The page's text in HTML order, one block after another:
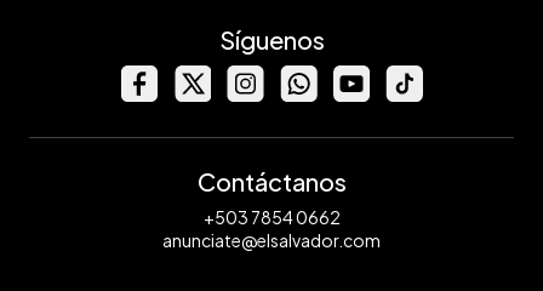
Síguenos
Contáctanos
+503 7854 0662
anunciate@elsalvador.com